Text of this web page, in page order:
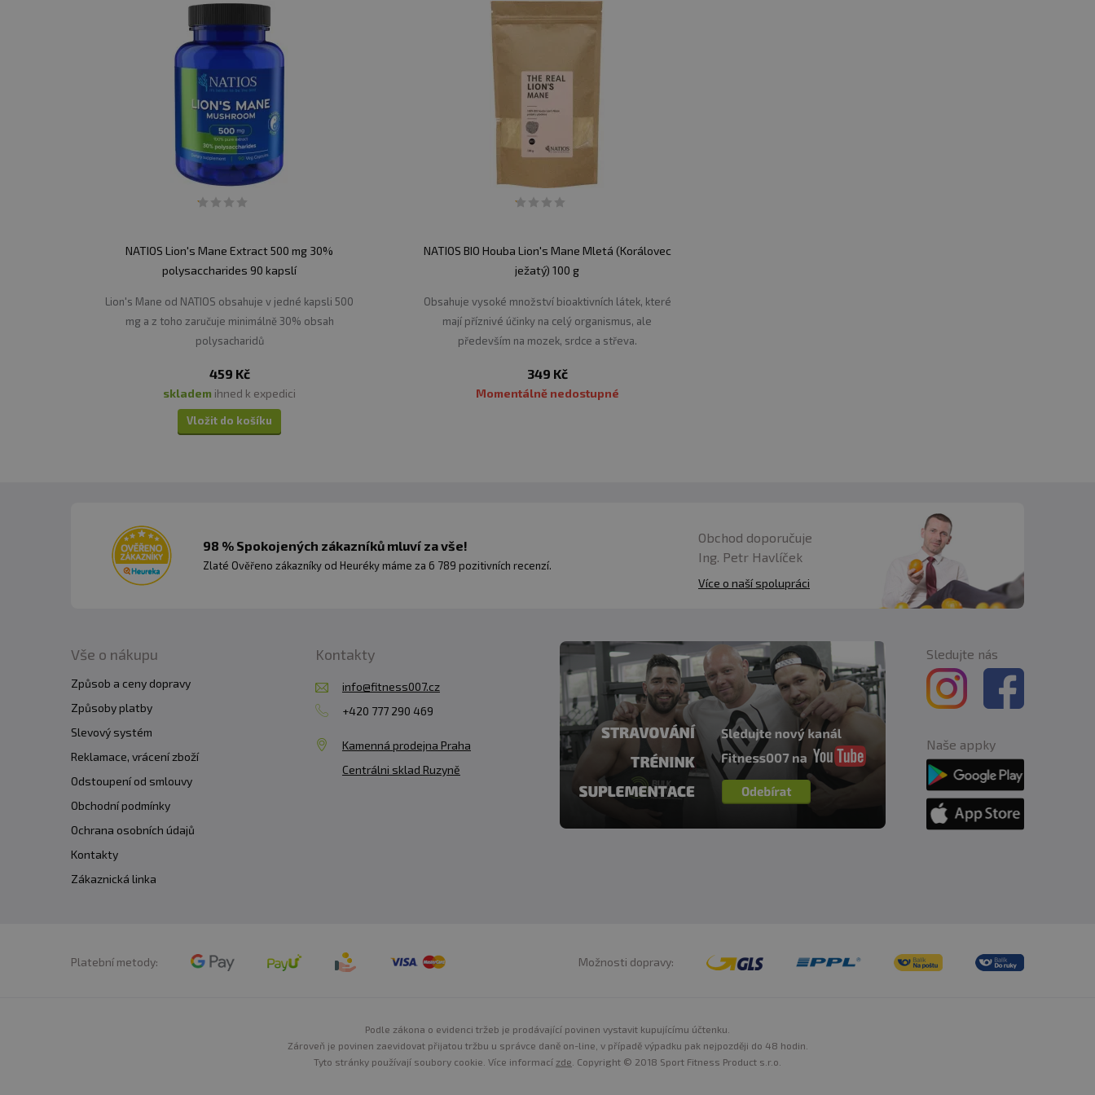
NATIOS Lion's Mane Extract 500 mg 30%
polysaccharides 90 kapslí
Lion's Mane od NATIOS obsahuje v jedné kapsli 500
mg a z toho zaručuje minimálně 30% obsah
polysacharidů
459 Kč
skladem ihned k expedici
Vložit do košíku
NATIOS BIO Houba Lion's Mane Mletá (Korálovec
ježatý) 100 g
Obsahuje vysoké množství bioaktivních látek, které
mají příznivé účinky na celý organismus, ale
především na mozek, srdce a střeva.
349 Kč
Momentálně nedostupné
98 % Spokojených zákazníků mluví za vše!
Zlaté Ověřeno zákazníky od Heuréky máme za 6 789 pozitivních recenzí.
Obchod doporučuje
Ing. Petr Havlíček
Více o naší spolupráci
Vše o nákupu
Způsob a ceny dopravy
Způsoby platby
Slevový systém
Reklamace, vrácení zboží
Odstoupení od smlouvy
Obchodní podmínky
Ochrana osobních údajů
Kontakty
Zákaznická linka
Kontakty
info@fitness007.cz
+420 777 290 469
Kamenná prodejna Praha
Centrálni sklad Ruzyně
Sledujte nás
Naše appky
Platební metody: Možnosti dopravy:
Podle zákona o evidenci tržeb je prodávající povinen vystavit kupujícímu účtenku.
Zároveň je povinen zaevidovat přijatou tržbu u správce daně on-line, v případě výpadku pak nejpozději do 48 hodin.
Tyto stránky používají soubory cookie. Více informací zde . Copyright © 2018 Sport Fitness Product s.r.o.